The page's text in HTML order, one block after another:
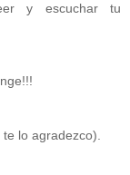
y escuchar tu
lo agradezco).